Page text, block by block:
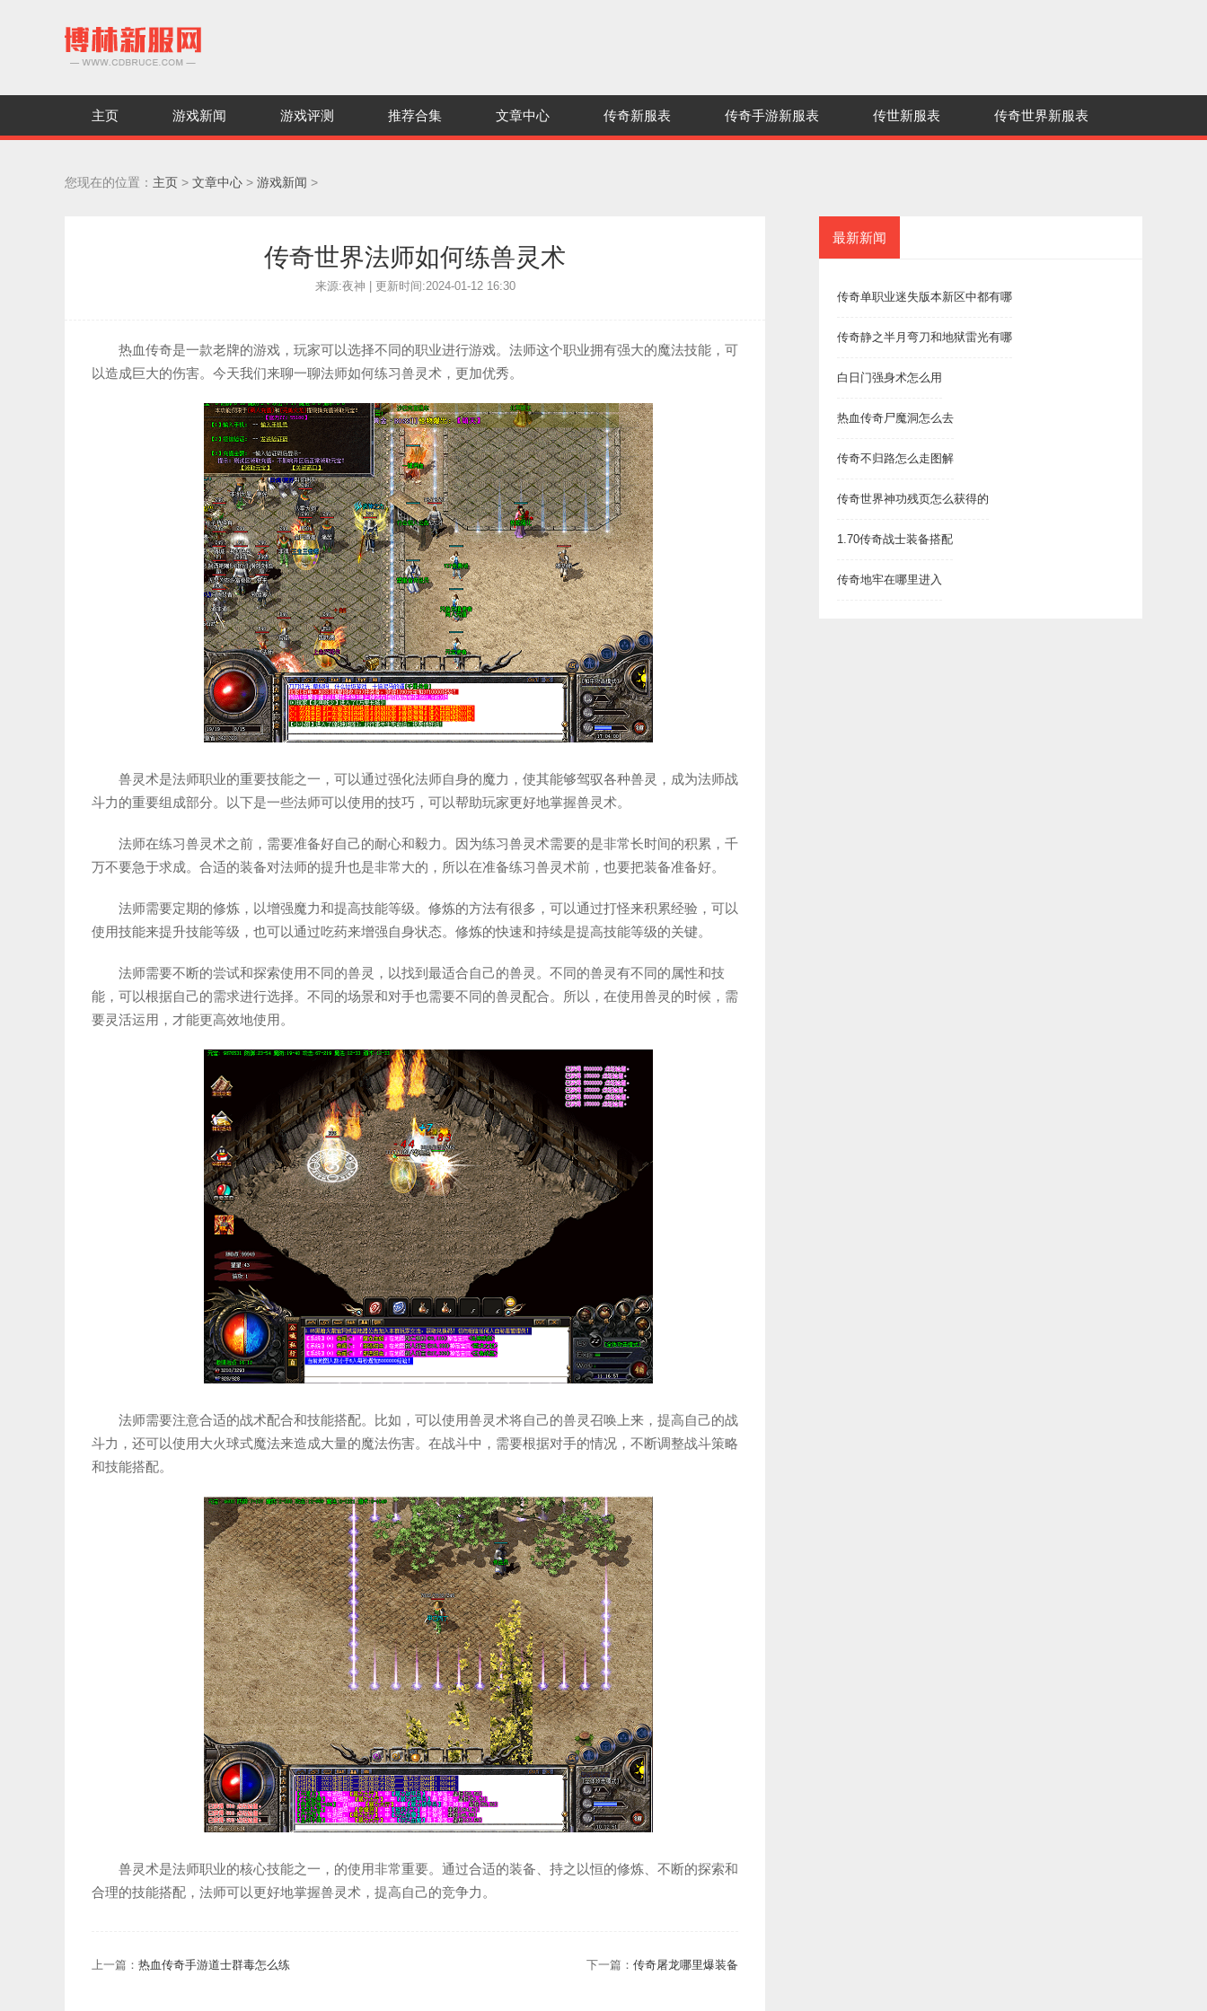
主页 游戏新闻 游戏评测 推荐合集 文章中心 传奇新服表 传奇手游新服表 传世新服表 传奇世界新服表
您现在的位置： 主页 > 文章中心 > 游戏新闻 >
传奇世界法师如何练兽灵术
来源:夜神 | 更新时间:2024-01-12 16:30
热血传奇是一款老牌的游戏，玩家可以选择不同的职业进行游戏。法师这个职业拥有强大的魔法技能，可
以造成巨大的伤害。今天我们来聊一聊法师如何练习兽灵术，更加优秀。
兽灵术是法师职业的重要技能之一，可以通过强化法师自身的魔力，使其能够驾驭各种兽灵，成为法师战
斗力的重要组成部分。以下是一些法师可以使用的技巧，可以帮助玩家更好地掌握兽灵术。
法师在练习兽灵术之前，需要准备好自己的耐心和毅力。因为练习兽灵术需要的是非常长时间的积累，千
万不要急于求成。合适的装备对法师的提升也是非常大的，所以在准备练习兽灵术前，也要把装备准备好。
法师需要定期的修炼，以增强魔力和提高技能等级。修炼的方法有很多，可以通过打怪来积累经验，可以
使用技能来提升技能等级，也可以通过吃药来增强自身状态。修炼的快速和持续是提高技能等级的关键。
法师需要不断的尝试和探索使用不同的兽灵，以找到最适合自己的兽灵。不同的兽灵有不同的属性和技
能，可以根据自己的需求进行选择。不同的场景和对手也需要不同的兽灵配合。所以，在使用兽灵的时候，需
要灵活运用，才能更高效地使用。
法师需要注意合适的战术配合和技能搭配。比如，可以使用兽灵术将自己的兽灵召唤上来，提高自己的战
斗力，还可以使用大火球式魔法来造成大量的魔法伤害。在战斗中，需要根据对手的情况，不断调整战斗策略
和技能搭配。
兽灵术是法师职业的核心技能之一，的使用非常重要。通过合适的装备、持之以恒的修炼、不断的探索和
合理的技能搭配，法师可以更好地掌握兽灵术，提高自己的竞争力。
上一篇： 热血传奇手游道士群毒怎么练 下一篇： 传奇屠龙哪里爆装备
最新新闻
传奇单职业迷失版本新区中都有哪
传奇静之半月弯刀和地狱雷光有哪
白日门强身术怎么用
热血传奇尸魔洞怎么去
传奇不归路怎么走图解
传奇世界神功残页怎么获得的
1.70传奇战士装备搭配
传奇地牢在哪里进入